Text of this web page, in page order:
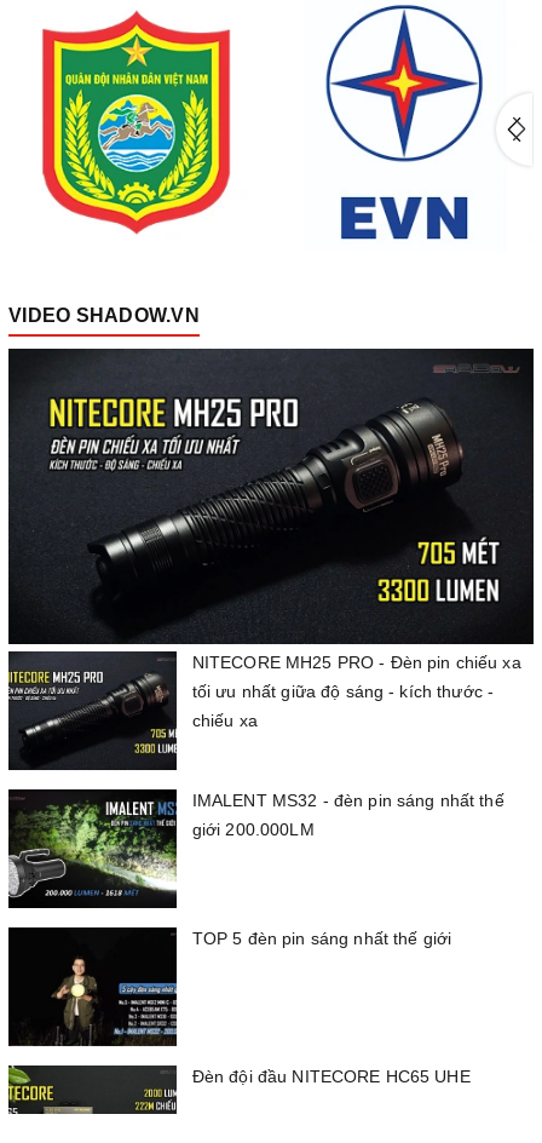
VIDEO SHADOW.VN
NITECORE MH25 PRO - Đèn pin chiếu xa
tối ưu nhất giữa độ sáng - kích thước -
chiếu xa
IMALENT MS32 - đèn pin sáng nhất thế
giới 200.000LM
TOP 5 đèn pin sáng nhất thế giới
Đèn đội đầu NITECORE HC65 UHE